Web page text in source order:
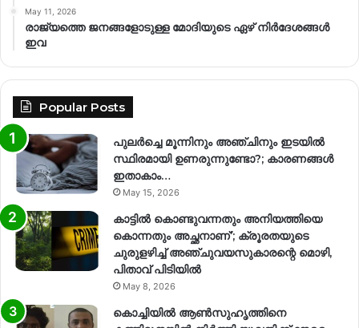
May 11, 2026
രാജ്യത്തെ ജനങ്ങളോടുള്ള മോദിയുടെ ഏഴ് നിര്‍ദേശങ്ങള്‍
ഇവ
Popular Posts
പുലർച്ചെ മൂന്നിനും അഞ്ചിനും ഇടയിൽ
സ്ഥിരമായി ഉണരുന്നുണ്ടോ?; കാരണങ്ങള്‍
ഇതാകാം…
May 15, 2026
കാട്ടിൽ കൊണ്ടുവന്നതും അനിയത്തിയെ
കൊന്നതും അച്ഛനാണ്’; ക്രൂരതയുടെ
ചുരുളഴിച്ച് അഞ്ചുവയസുകാരന്റെ മൊഴി,
പിതാവ് പിടിയിൽ
May 8, 2026
കൊച്ചിയിൽ ആൺസുഹൃത്തിനെ